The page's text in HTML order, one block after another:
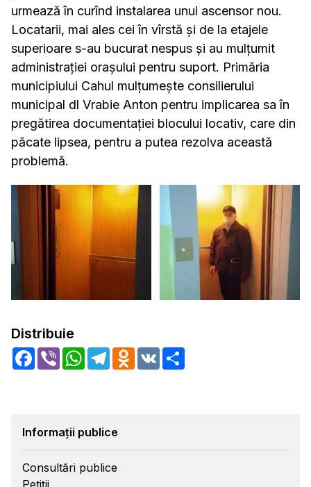
urmează în curînd instalarea unui ascensor nou.
Locatarii, mai ales cei în vîrstă și de la etajele
superioare s-au bucurat nespus și au mulțumit
administrației orașului pentru suport. Primăria
municipiului Cahul mulțumește consilierului
municipal dl Vrabie Anton pentru implicarea sa în
pregătirea documentației blocului locativ, care din
păcate lipsea, pentru a putea rezolva această
problemă.
Distribuie
Facebook
Viber WhatsApp
TelegramOdnoklassniki
VK
Informații publice
Consultări publice
Petiții